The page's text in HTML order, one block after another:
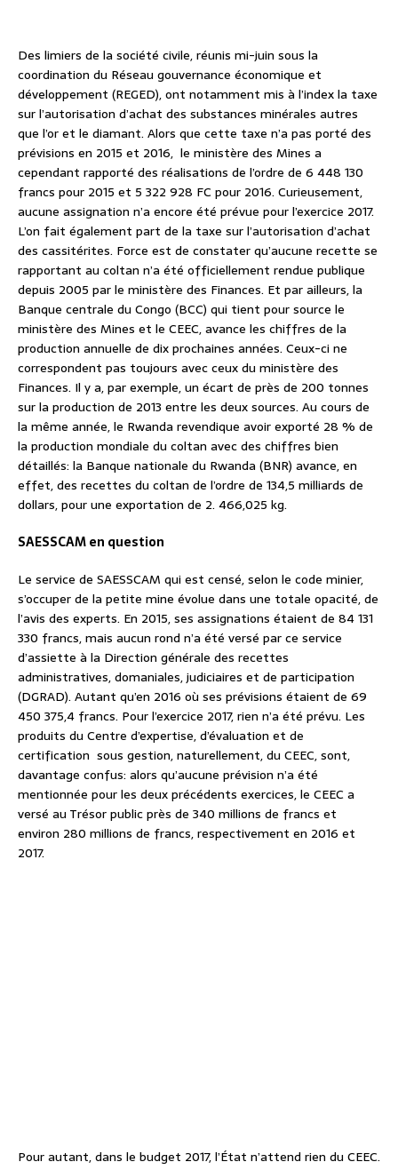
Des limiers de la société civile, réunis mi-juin sous la
coordination du Réseau gouvernance économique et
développement (REGED), ont notamment mis à l’index la taxe
sur l’autorisation d’achat des substances minérales autres
que l’or et le diamant. Alors que cette taxe n’a pas porté des
prévisions en 2015 et 2016, le ministère des Mines a
cependant rapporté des réalisations de l’ordre de 6 448 130
francs pour 2015 et 5 322 928 FC pour 2016. Curieusement,
aucune assignation n’a encore été prévue pour l’exercice 2017.
L’on fait également part de la taxe sur l’autorisation d’achat
des cassitérites. Force est de constater qu’aucune recette se
rapportant au coltan n’a été officiellement rendue publique
depuis 2005 par le ministère des Finances. Et par ailleurs, la
Banque centrale du Congo (BCC) qui tient pour source le
ministère des Mines et le CEEC, avance les chiffres de la
production annuelle de dix prochaines années. Ceux-ci ne
correspondent pas toujours avec ceux du ministère des
Finances. Il y a, par exemple, un écart de près de 200 tonnes
sur la production de 2013 entre les deux sources. Au cours de
la même année, le Rwanda revendique avoir exporté 28 % de
la production mondiale du coltan avec des chiffres bien
détaillés: la Banque nationale du Rwanda (BNR) avance, en
effet, des recettes du coltan de l’ordre de 134,5 milliards de
dollars, pour une exportation de 2. 466,025 kg.
SAESSCAM en question
Le service de SAESSCAM qui est censé, selon le code minier,
s’occuper de la petite mine évolue dans une totale opacité, de
l’avis des experts. En 2015, ses assignations étaient de 84 131
330 francs, mais aucun rond n’a été versé par ce service
d’assiette à la Direction générale des recettes
administratives, domaniales, judiciaires et de participation
(DGRAD). Autant qu’en 2016 où ses prévisions étaient de 69
450 375,4 francs. Pour l’exercice 2017, rien n’a été prévu. Les
produits du Centre d’expertise, d’évaluation et de
certification sous gestion, naturellement, du CEEC, sont,
davantage confus: alors qu’aucune prévision n’a été
mentionnée pour les deux précédents exercices, le CEEC a
versé au Trésor public près de 340 millions de francs et
environ 280 millions de francs, respectivement en 2016 et
2017.
Pour autant, dans le budget 2017, l’État n’attend rien du CEEC.